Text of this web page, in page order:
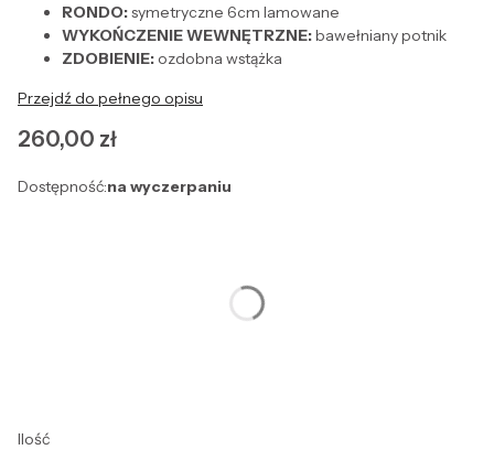
RONDO:symetryczne 6cm lamowane
WYKOŃCZENIE WEWNĘTRZNE:bawełniany potnik
ZDOBIENIE: ozdobna wstążka
Przejdź do pełnego opisu
Cena
260,00 zł
Dostępność:na wyczerpaniu
Ilość